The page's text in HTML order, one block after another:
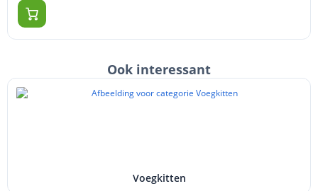
Ook interessant
Voegkitten